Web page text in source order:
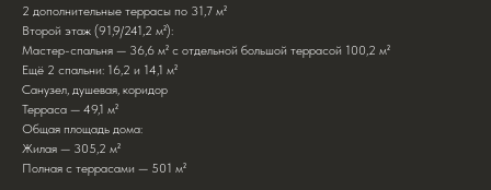
2 дополнительные террасы по 31,7 м²
Второй этаж (91,9/241,2 м²):
Мастер-спальня — 36,6 м² с отдельной большой террасой 100,2 м²
Ещё 2 спальни: 16,2 и 14,1 м²
Санузел, душевая, коридор
Терраса — 49,1 м²
Общая площадь дома:
Жилая — 305,2 м²
Полная с террасами — 501 м²